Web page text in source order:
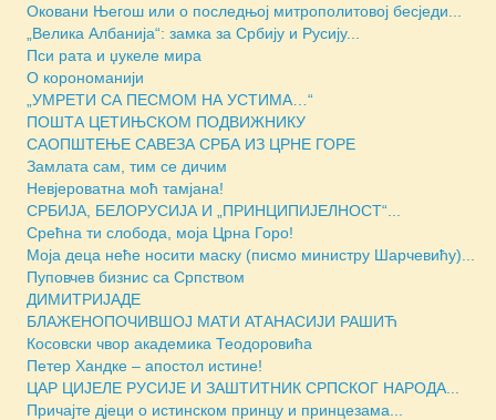
Оковани Његош или о последњој митрополитовој бесједи...
„Велика Албанија“: замка за Србију и Русију...
Пси рата и џукеле мира
О корономанији
„УМРЕТИ СА ПЕСМОМ НА УСТИМА…“
ПОШТА ЦЕТИЊСКОМ ПОДВИЖНИКУ
САОПШТЕЊЕ САВЕЗА СРБА ИЗ ЦРНЕ ГОРЕ
Замлата сам, тим се дичим
Невјероватна моћ тамјана!
СРБИЈА, БЕЛОРУСИЈА И „ПРИНЦИПИЈЕЛНОСТ“...
Срећна ти слобода, моја Црна Горо!
Моја деца неће носити маску (писмо министру Шарчевићу)...
Пуповчев бизнис са Српством
ДИМИТРИЈАДЕ
БЛАЖЕНОПОЧИВШОЈ МАТИ АТАНАСИЈИ РАШИЋ
Косовски чвор академика Теодоровића
Петер Хандке – апостол истине!
ЦАР ЦИЈЕЛЕ РУСИЈЕ И ЗАШТИТНИК СРПСКОГ НАРОДА...
Причајте дјеци о истинском принцу и принцезама...